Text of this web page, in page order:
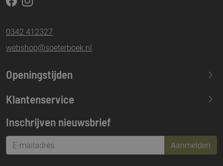
0342 412327
webshop@soeterboek.nl
Openingstijden
Maandag
13.30-17.30
Woensdag
Donderdag
09.30-17.30
Klantenservice
Inschrijven nieuwsbrief
Aanmelden